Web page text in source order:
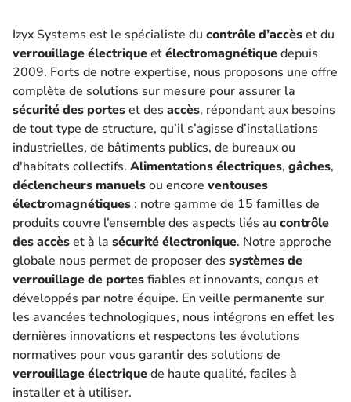
Izyx Systems est le spécialiste du contrôle d’accèset du
verrouillage électriqueetélectromagnétiquedepuis
2009. Forts de notre expertise, nous proposons une offre
complète de solutions sur mesure pour assurer la
sécurité des porteset des accès, répondant aux besoins
de tout type de structure, qu’il s’agisse d’installations
industrielles, de bâtiments publics, de bureaux ou
d'habitats collectifs. Alimentations électriques, gâches,
déclencheurs manuelsou encore ventouses
électromagnétiques : notre gamme de 15 familles de
produits couvre l’ensemble des aspects liés au contrôle
des accèset à la sécurité électronique. Notre approche
globale nous permet de proposer des systèmes de
verrouillage de portesfiables et innovants, conçus et
développés par notre équipe. En veille permanente sur
les avancées technologiques, nous intégrons en effet les
dernières innovations et respectons les évolutions
normatives pour vous garantir des solutions de
verrouillage électriquede haute qualité, faciles à
installer et à utiliser.